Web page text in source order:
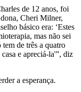
de 12 anos, foi
Cheri Milner,
básico era: ‘Estes
mas não sei
de três a quatro
e apreciá-la'”, diz
a esperança.